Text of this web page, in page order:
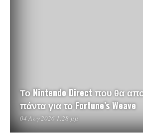
Το Nintendo Direct που θα
πάντα για το Fortune’s Weave
04 Αυγ 2026 1:28 μμ